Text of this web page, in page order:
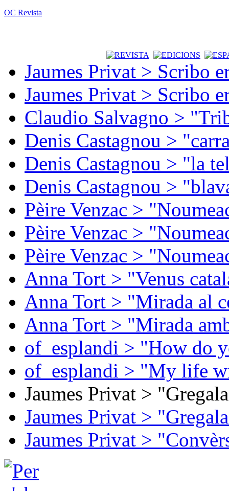
OC Revista
Jaumes Privat > Scribo
Jaumes Privat > Scribo
Claudio Salvagno >
Denis Castagnou >
Denis Castagnou > "la
Denis Castagnou >
Pèire Venzac >
Pèire Venzac >
Pèire Venzac >
Anna Tort > "Venus
Anna Tort > "Mirada al
Anna Tort > "Mirada
of_esplandi > "How do
of_esplandi > "My life
Jaumes Privat >
Jaumes Privat >
Jaumes Privat >